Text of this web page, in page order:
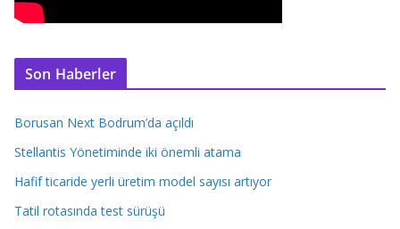
Son Haberler
Borusan Next Bodrum’da açıldı
Stellantis Yönetiminde iki önemli atama
Hafif ticaride yerli üretim model sayısı artıyor
Tatil rotasında test sürüşü